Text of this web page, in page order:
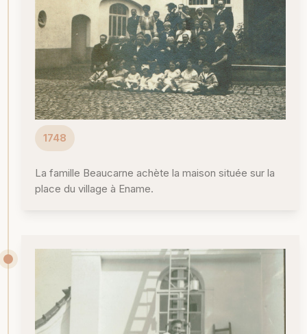
1748
La famille Beaucarne achète la maison située sur la
place du village à Ename.